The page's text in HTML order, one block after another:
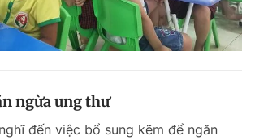
ngừa ung thư
đến việc bổ sung kẽm để ngăn